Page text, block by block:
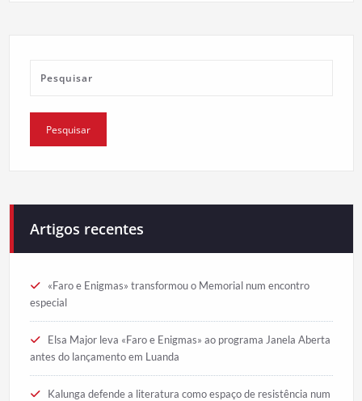
Artigos recentes
«Faro e Enigmas» transformou o Memorial num encontro
especial
Elsa Major leva «Faro e Enigmas» ao programa Janela Aberta
antes do lançamento em Luanda
Kalunga defende a literatura como espaço de resistência num